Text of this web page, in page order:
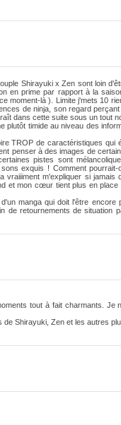
Shirayuki x Zen sont loin
en prime par rapport à la
moment-là ). Limite j'mets 10
de ninja, son regard
dans cette suite sous un tout
plutôt timide au niveau des
TROP de caractéristiques qui
penser à des images de
pistes sont
exquis ! Comment
m'expliquer si jamais
et mon cœur tient plus en
manga qui doit l'être encore
de retournements de situation
tout à fait charmants. Je
Shirayuki, Zen et les autres